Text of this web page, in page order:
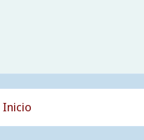
Inicio